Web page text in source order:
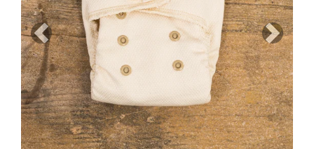
Previous Next